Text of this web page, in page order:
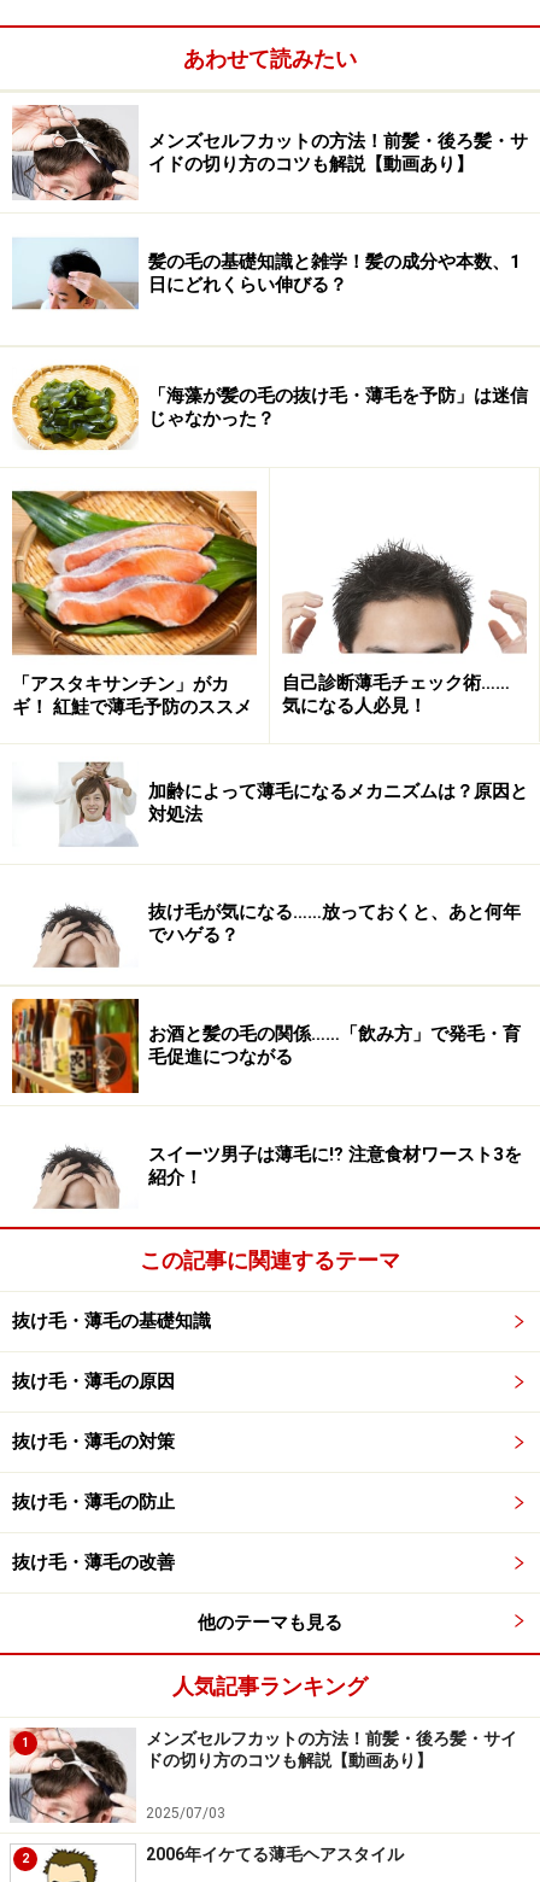
では、なぜカカオが抜け毛・薄毛を予防するのでしょう
か？
カカオの多いチョコを食べたマウスの発毛
が促進
以前、学会でチョコレートを毎日10～30グラム食べる人
は、高血圧になりにくいという報告がありました。その
理由は、チョコレートに含まれるカカオマスポリフェノ
ール自体の抗酸化作用ではないかとみられています。
それを聞いて私は、カカオは抜け毛・薄毛予防にも効果
理由はこうです。 「髪の毛を生やす効果大の体内物質
「IGF-1」とは？」で触れたIGF-1には血管拡張作用があ
り、血圧を低下させる作用があります。ということは、
チョコレートをよく食べる人が高血圧になりにくい背景
として、チョコレートがIGF-1を増やし、血圧を正常化さ
トを食べることが、発毛を促進させるのでは？という論
理です。
そこで実験してみたところ、予想通り、チョコレートに
激して、全身のIGF-1を増やすことがわかりました。
食べるならカカオを多く含んだ苦～いチョコレートを！
さらに具体的な育毛効果も確認しました。毛を剃ったマ
ウスにカカオの含有量が多いチョコレートを食べさせた
ところ、皮膚のIGF-1が増え、明らかな育毛促進が認めら
れたのです。
を上げるなら、できるだけカカオたっぷり、70％、90％
などのビターチョコがオススメです（ホワイトチョコレ
ートは無意味）。しかも高血圧を防ぐので、健康にもよ
く、一石二鳥です。
あわせて読みたい
メンズセルフカットの方法！前髪・後ろ髪・サ
イドの切り方のコツも解説【動画あり】
髪の毛の基礎知識と雑学！髪の成分や本数、1
日にどれくらい伸びる？
「海藻が髪の毛の抜け毛・薄毛を予防」は迷信
じゃなかった？
「アスタキサンチン」がカ
ギ！ 紅鮭で薄毛予防のススメ
自己診断薄毛チェック術……
気になる人必見！
加齢によって薄毛になるメカニズムは？原因と
対処法
抜け毛が気になる……放っておくと、あと何年
でハゲる？
お酒と髪の毛の関係……「飲み方」で発毛・育
毛促進につながる
スイーツ男子は薄毛に⁉ 注意食材ワースト3を
紹介！
この記事に関連するテーマ
抜け毛・薄毛の基礎知識
抜け毛・薄毛の原因
抜け毛・薄毛の対策
抜け毛・薄毛の防止
抜け毛・薄毛の改善
他のテーマも見る
人気記事ランキング
1
メンズセルフカットの方法！前髪・後ろ髪・サイ
ドの切り方のコツも解説【動画あり】
2025/07/03
2 2006年イケてる薄毛ヘアスタイル